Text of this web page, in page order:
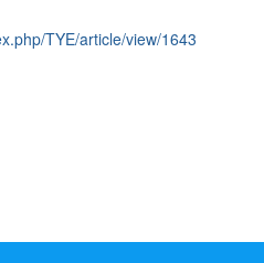
TYE/article/view/1643